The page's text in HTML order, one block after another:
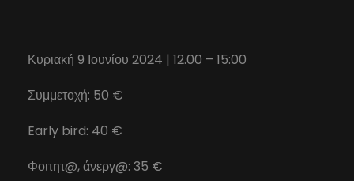
Κυριακή 9 Ιουνίου 2024 | 12.00 – 15:00
Συμμετοχή: 50 €
Early bird: 40 €
Φοιτητ@, άνεργ@: 35 €